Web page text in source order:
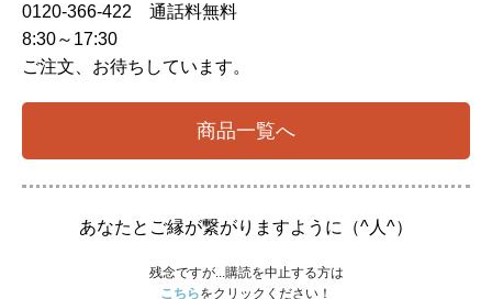
0120-366-422 通話料無料
8:30～17:30
ご注文、お待ちしています。
商品一覧へ
あなたとご縁が繋がりますように（^人^）
残念ですが...購読を中止する方は
こちらをクリックください！